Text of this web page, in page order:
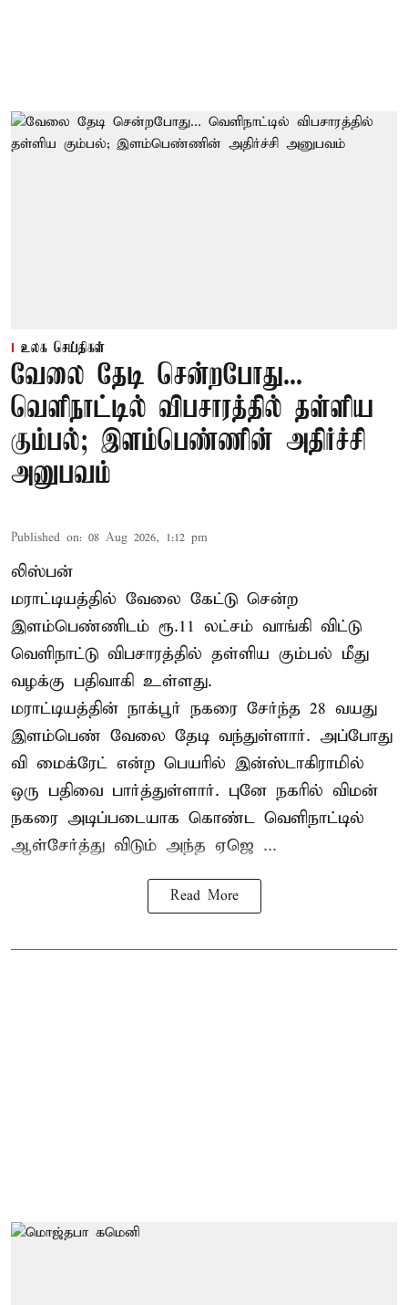
உலக செய்திகள்
வேலை தேடி சென்றபோது...
வெளிநாட்டில் விபசாரத்தில் தள்ளிய
கும்பல்; இளம்பெண்ணின் அதிர்ச்சி
அனுபவம்
Published on: 08 Aug 2026, 1:12 pm
லிஸ்பன்
மராட்டியத்தில் வேலை கேட்டு சென்ற
இளம்பெண்ணிடம் ரூ.11 லட்சம் வாங்கி விட்டு
வெளிநாட்டு விபசாரத்தில் தள்ளிய கும்பல் மீது
வழக்கு பதிவாகி உள்ளது.
மராட்டியத்தின் நாக்பூர் நகரை சேர்ந்த 28 வயது
இளம்பெண் வேலை தேடி வந்துள்ளார். அப்போது
வி மைக்ரேட் என்ற பெயரில் இன்ஸ்டாகிராமில்
ஒரு பதிவை பார்த்துள்ளார். புனே நகரில் விமன்
நகரை அடிப்படையாக கொண்ட வெளிநாட்டில்
ஆள்சேர்த்து விடும் அந்த ஏஜெ ...
Read More